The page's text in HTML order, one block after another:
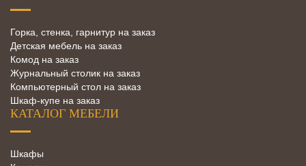
Горка, стенка, гарнитур на заказ
Детская мебель на заказ
Комод на заказ
Журнальный столик на заказ
Компьютерный стол на заказ
Шкаф-купе на заказ
КАТАЛОГ МЕБЕЛИ
Шкафы